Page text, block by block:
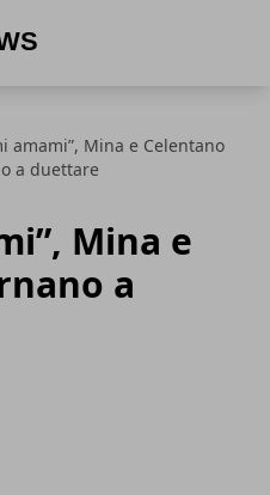
amami”, Mina e Celentano
a duettare
Mina e
a